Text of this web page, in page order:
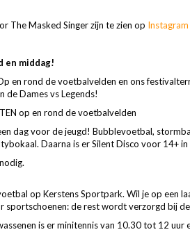
The Masked Singer zijn te zien op Instagram
en middag!
en rond de voetbalvelden en ons
de Dames vs Legends!
op en rond de voetbalvelden
dag voor de jeugd! Bubblevoetbal,
Daarna is er Silent Disco voor 14+
op Kerstens Sportpark. Wil je op een
sportschoenen: de rest wordt verzorgd bij
is er minitennis van 10.30 tot 12